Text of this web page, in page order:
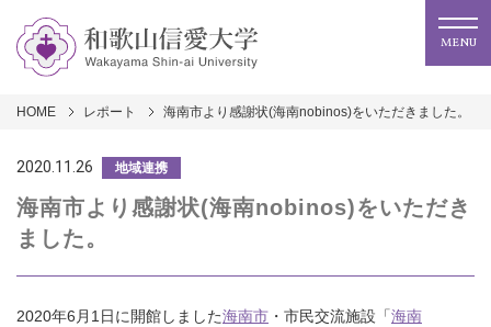
MENU
HOME レポート 海南市より感謝状(海南nobinos)をいただきました。
2020.11.26 地域連携
海南市より感謝状(海南nobinos)をいただき
ました。
2020年6月1日に開館しました海南市 ・市民交流施設「海南